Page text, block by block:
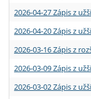
2026-04-27 Zápis z
2026-04-20 Zápis z
2026-03-16 Zápis z
2026-03-09 Zápis z
2026-03-02 Zápis z